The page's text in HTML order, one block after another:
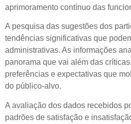
aprimoramento contínuo das
A pesquisa das sugestões dos
tendências significativas que
administrativas. As informações
panorama que vai além das
preferências e expectativas que
do público-alvo.
A avaliação dos dados recebidos
padrões de satisfação e